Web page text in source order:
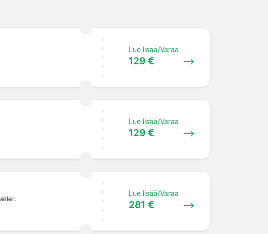
Lue lisää/Varaa
129 €
Lue lisää/Varaa
129 €
Lue lisää/Varaa
281 €